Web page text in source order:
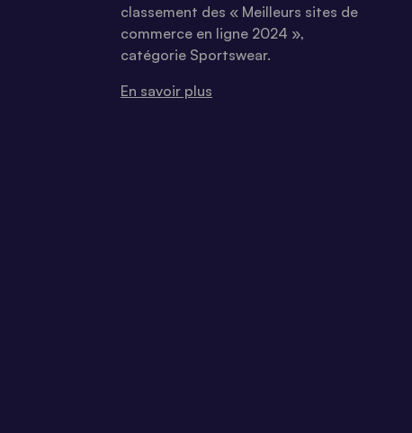
classement des « Meilleurs sites de
commerce en ligne 2024 »,
catégorie Sportswear.
En savoir plus